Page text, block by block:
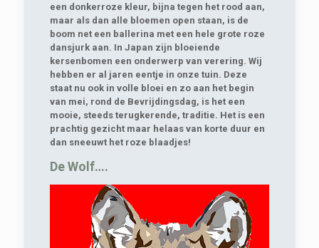
een donkerroze kleur, bijna tegen het rood aan,
maar als dan alle bloemen open staan, is de
boom net een ballerina met een hele grote roze
dansjurk aan. In Japan zijn bloeiende
kersenbomen een onderwerp van verering. Wij
hebben er al jaren eentje in onze tuin. Deze
staat nu ook in volle bloei en zo aan het begin
van mei, rond de Bevrijdingsdag, is het een
mooie, steeds terugkerende, traditie. Het is een
prachtig gezicht maar helaas van korte duur en
dan sneeuwt het roze blaadjes!
De Wolf….